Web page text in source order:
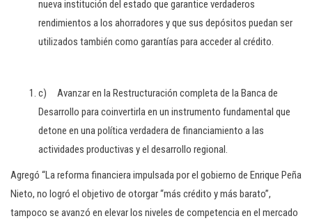
nueva institución del estado que garantice verdaderos
rendimientos a los ahorradores y que sus depósitos puedan ser
utilizados también como garantías para acceder al crédito.
c) Avanzar en la Restructuración completa de la Banca de
Desarrollo para coinvertirla en un instrumento fundamental que
detone en una política verdadera de financiamiento a las
actividades productivas y el desarrollo regional.
Agregó “La reforma financiera impulsada por el gobierno de Enrique Peña
Nieto, no logró el objetivo de otorgar “más crédito y más barato”,
tampoco se avanzó en elevar los niveles de competencia en el mercado